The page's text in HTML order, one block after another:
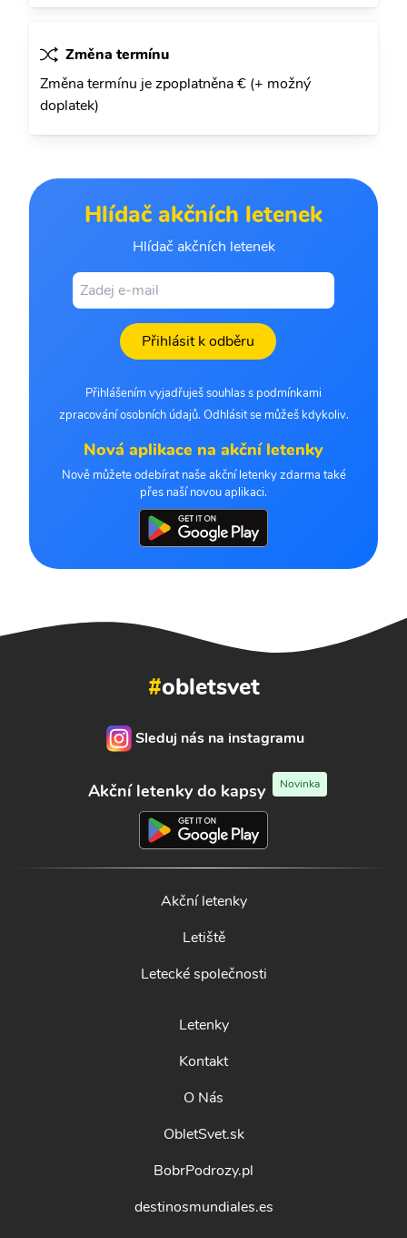
Změna termínu
Změna termínu je zpoplatněna € (+ možný
doplatek)
Hlídač akčních letenek
Hlídač akčních letenek
Přihlásit k odběru
Přihlášením vyjadřuješ souhlas s podmínkami
zpracování osobních údajů. Odhlásit se můžeš kdykoliv.
Nová aplikace na akční letenky
Nově můžete odebírat naše akční letenky zdarma také
přes naší novou aplikaci.
#obletsvet
Sleduj nás na instagramu
Akční letenky do kapsy Novinka
Akční letenky
Letiště
Letecké společnosti
Letenky
Kontakt
O Nás
ObletSvet.sk
BobrPodrozy.pl
destinosmundiales.es